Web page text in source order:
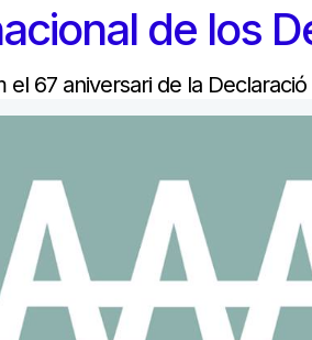
de los
67 aniversari de la